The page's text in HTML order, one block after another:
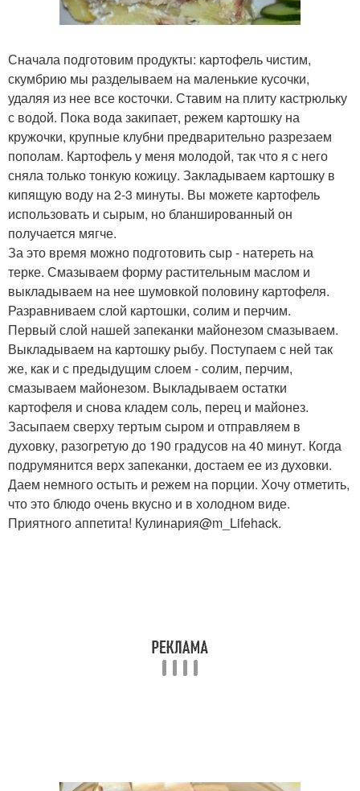
Сначала подготовим продукты: картофель чистим,
скумбрию мы разделываем на маленькие кусочки,
удаляя из нее все косточки. Ставим на плиту кастрюльку
с водой. Пока вода закипает, режем картошку на
кружочки, крупные клубни предварительно разрезаем
пополам. Картофель у меня молодой, так что я с него
сняла только тонкую кожицу. Закладываем картошку в
кипящую воду на 2-3 минуты. Вы можете картофель
использовать и сырым, но бланшированный он
получается мягче.
За это время можно подготовить сыр - натереть на
терке. Смазываем форму растительным маслом и
выкладываем на нее шумовкой половину картофеля.
Разравниваем слой картошки, солим и перчим.
Первый слой нашей запеканки майонезом смазываем.
Выкладываем на картошку рыбу. Поступаем с ней так
же, как и с предыдущим слоем - солим, перчим,
смазываем майонезом. Выкладываем остатки
картофеля и снова кладем соль, перец и майонез.
Засыпаем сверху тертым сыром и отправляем в
духовку, разогретую до 190 градусов на 40 минут. Когда
подрумянится верх запеканки, достаем ее из духовки.
Даем немного остыть и режем на порции. Хочу отметить,
что это блюдо очень вкусно и в холодном виде.
Приятного аппетита! Кулинария@m_Lifehack.